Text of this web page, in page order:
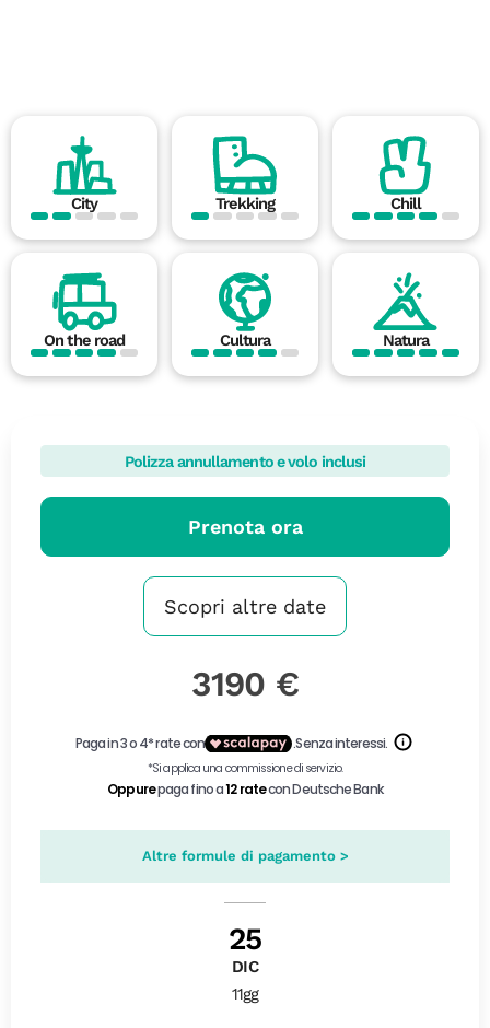
City Trekking Chill
On the road Cultura Natura
Polizza annullamento e volo inclusi
Prenota ora
Scopri altre date
3190 €
Altre formule di pagamento >
25
DIC
11gg